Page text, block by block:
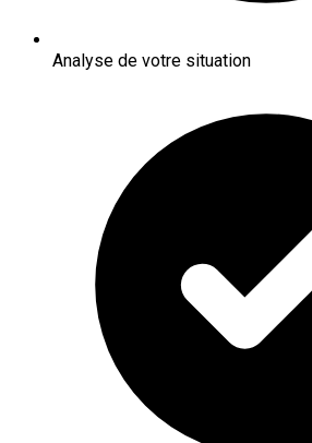
Analyse de votre situation